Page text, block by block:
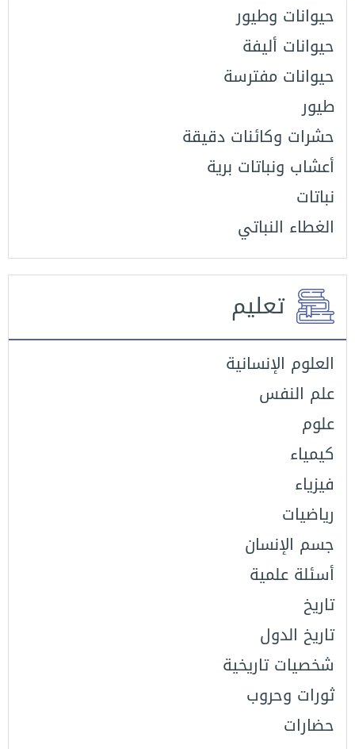
حيوانات وطيور
حيوانات أليفة
حيوانات مفترسة
طيور
حشرات وكائنات دقيقة
أعشاب ونباتات برية
نباتات
الغطاء النباتي
تعليم
العلوم الإنسانية
علم النفس
علوم
كيمياء
فيزياء
رياضيات
جسم الإنسان
أسئلة علمية
تاريخ
تاريخ الدول
شخصيات تاريخية
ثورات وحروب
حضارات